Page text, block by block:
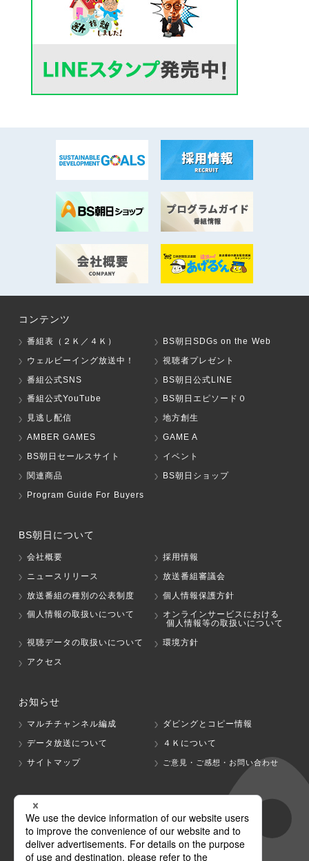
コンテンツ
番組表（２Ｋ／４Ｋ）
BS朝日SDGs on the Web
ウェルビーイング放送中！
視聴者プレゼント
番組公式SNS
BS朝日公式LINE
番組公式YouTube
BS朝日エピソード０
見逃し配信
地方創生
AMBER GAMES
GAME A
BS朝日セールスサイト
イベント
関連商品
BS朝日ショップ
Program Guide For Buyers
BS朝日について
会社概要
採用情報
ニュースリリース
放送番組審議会
放送番組の種別の公表制度
個人情報保護方針
個人情報の取扱いについて
オンラインサービスにおける
個人情報等の取扱いについて
視聴データの取扱いについて
環境方針
アクセス
お知らせ
マルチチャンネル編成
ダビングとコピー情報
データ放送について
４Ｋについて
サイトマップ
ご意見・ご感想・お問い合わせ
グループ会社
テレビ朝日 テレ朝チャンネル